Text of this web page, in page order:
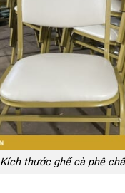
Kích thước ghế cà phê